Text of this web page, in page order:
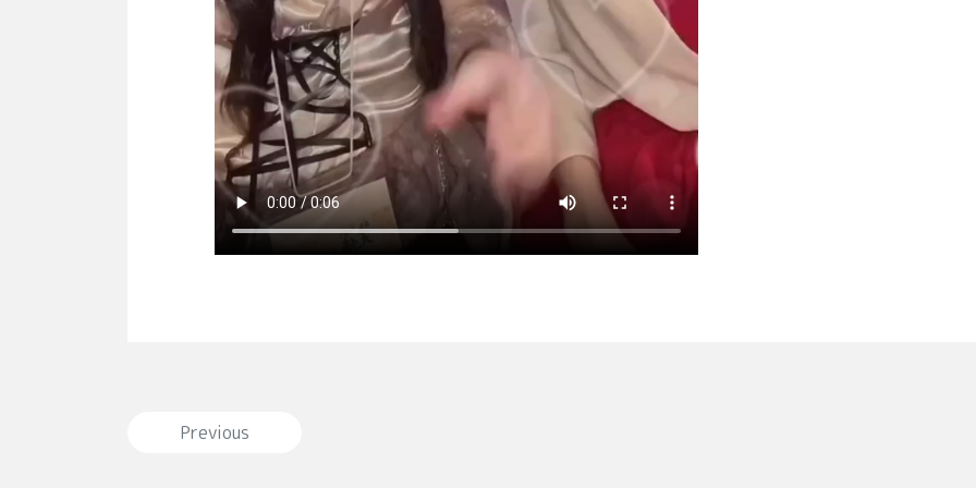
投稿ナビゲーション
Previous